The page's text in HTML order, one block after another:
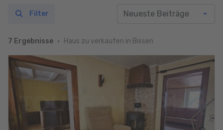
7 Ergebnisse Haus zu verkaufen in Bissen
Filter